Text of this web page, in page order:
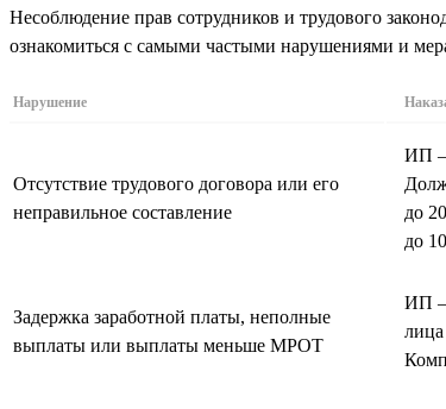
Несоблюдение прав сотрудников и трудового
ознакомиться с самыми частыми нарушениями и
Нарушение
Отсутствие трудового договора или его
неправильное составление
ИП —
до
до
Задержка заработной платы, неполные
выплаты или выплаты меньше МРОТ
ИП —